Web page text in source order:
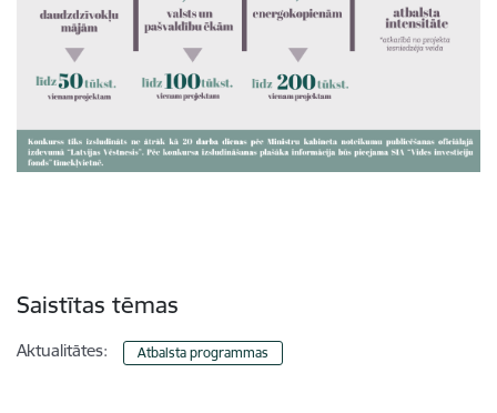
Saistītas tēmas
Aktualitātes: Atbalsta programmas